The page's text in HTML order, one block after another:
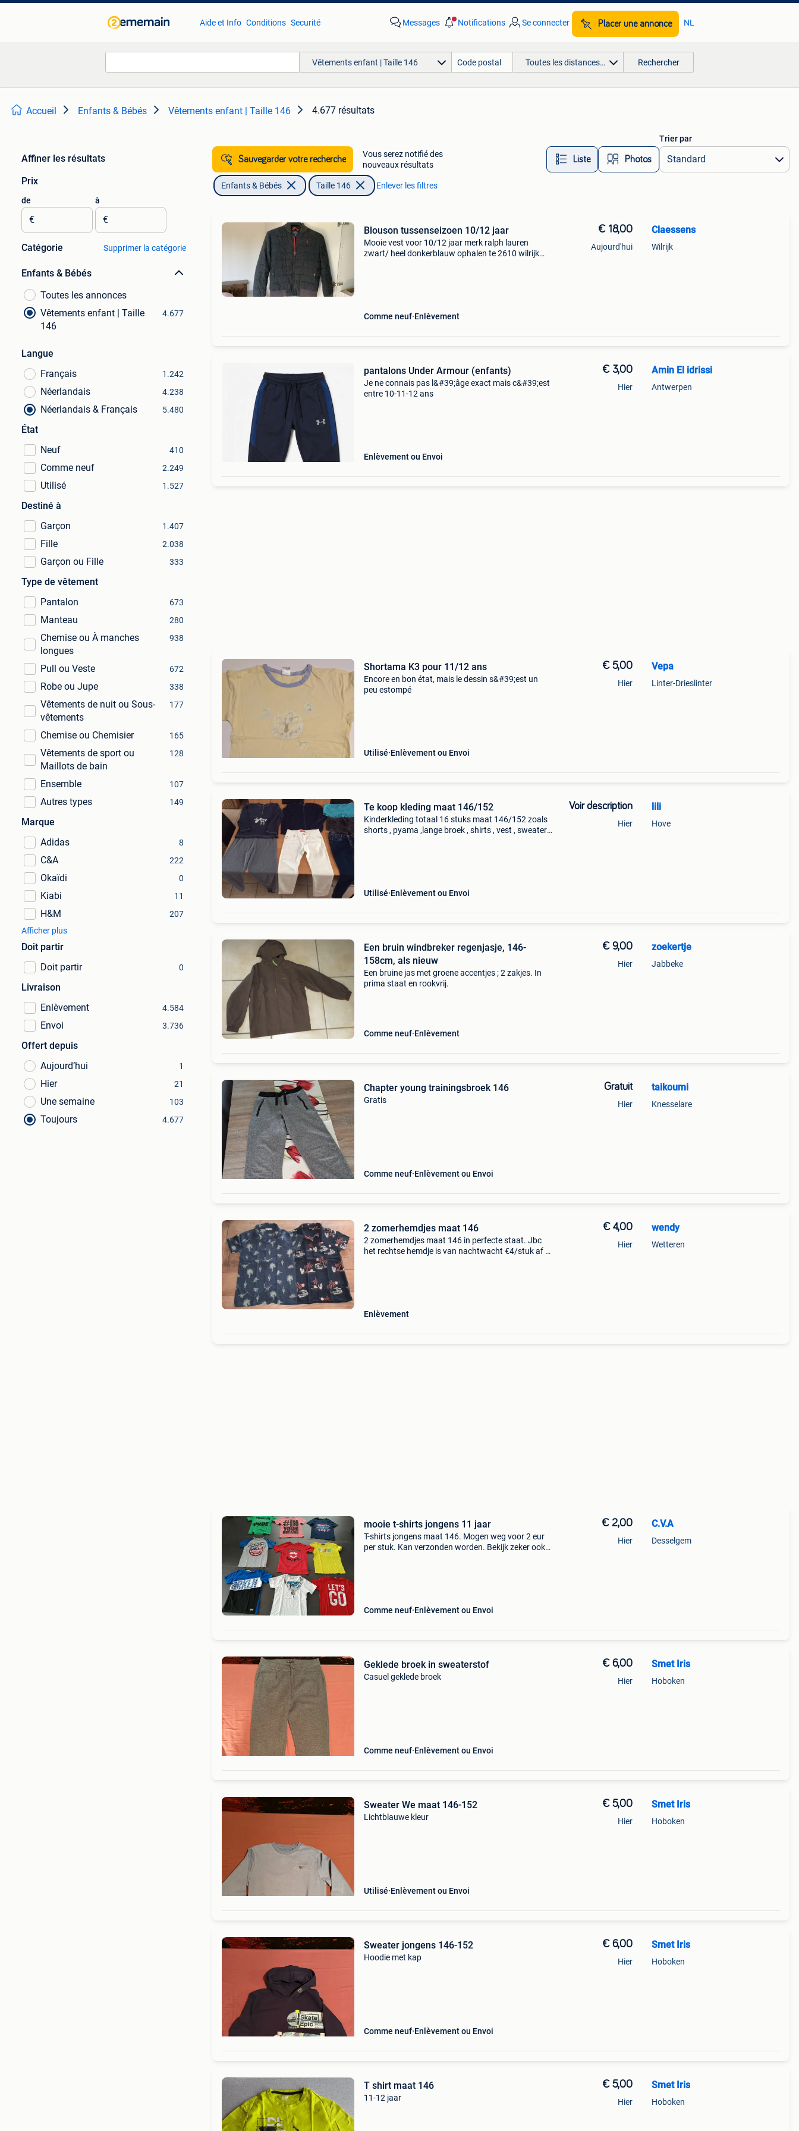
Aide et Info Conditions Securité Messages Notifications Se connecter Placer une annonce NL
Vêtements enfant | Taille 146 Toutes les distances… Rechercher
Accueil Enfants & Bébés Vêtements enfant | Taille 146 4.677 résultats
Affiner les résultats
Prix
de
€
à
€
Catégorie Supprimer la catégorie
Enfants & Bébés
Toutes les annonces
Vêtements enfant | Taille
146
4.677
Langue
Français
1.242
Néerlandais 4.238
Néerlandais & Français 5.480
État
Neuf
410
Comme neuf 2.249
Utilisé 1.527
Destiné à
Garçon
1.407
Fille 2.038
Garçon ou Fille 333
Type de vêtement
Pantalon
673
Manteau 280
Chemise ou À manches
longues
938
Pull ou Veste 672
Robe ou Jupe 338
Vêtements de nuit ou Sous-
vêtements
177
Chemise ou Chemisier 165
Vêtements de sport ou
Maillots de bain
128
Ensemble 107
Autres types 149
Marque
Adidas
8
C&A 222
Okaïdi 0
Kiabi 11
H&M
207
Afficher plus
Doit partir
Doit partir
0
Livraison
Enlèvement
4.584
Envoi 3.736
Offert depuis
Aujourd’hui
1
Hier 21
Une semaine 103
Toujours 4.677
Sauvegarder votre recherche
Vous serez notifié des
nouveaux résultats
Liste Photos
Trier par
Enfants & Bébés Taille 146 Enlever les filtres
Blouson tussenseizoen 10/12 jaar
Mooie vest voor 10/12 jaar merk ralph lauren
zwart/ heel donkerblauw ophalen te 2610 wilrijk
Comme neuf Enlèvement
€ 18,00
Aujourd'hui
Claessens
Wilrijk
pantalons Under Armour (enfants)
Je ne connais pas l&#39;âge exact mais c&#39;est
entre 10-11-12 ans
Enlèvement ou Envoi
€ 3,00
Hier
Amin El idrissi
Antwerpen
Shortama K3 pour 11/12 ans
Encore en bon état, mais le dessin s&#39;est un
peu estompé
Utilisé Enlèvement ou Envoi
€ 5,00
Hier
Vepa
Linter-Drieslinter
Te koop kleding maat 146/152
Kinderkleding totaal 16 stuks maat 146/152 zoals
shorts , pyama ,lange broek , shirts , vest , sweater
Utilisé Enlèvement ou Envoi
Voir description
Hier
lili
Hove
Een bruin windbreker regenjasje, 146-
158cm, als nieuw
Een bruine jas met groene accentjes ; 2 zakjes. In
prima staat en rookvrij.
Comme neuf Enlèvement
€ 9,00
Hier
zoekertje
Jabbeke
Chapter young trainingsbroek 146
Gratis
Comme neuf Enlèvement ou Envoi
Gratuit
Hier
taikoumi
Knesselare
2 zomerhemdjes maat 146
2 zomerhemdjes maat 146 in perfecte staat. Jbc
het rechtse hemdje is van nachtwacht €4/stuk af te
Enlèvement
€ 4,00
Hier
wendy
Wetteren
mooie t-shirts jongens 11 jaar
T-shirts jongens maat 146. Mogen weg voor 2 eur
per stuk. Kan verzonden worden. Bekijk zeker ook
Comme neuf Enlèvement ou Envoi
€ 2,00
Hier
C.V.A
Desselgem
Geklede broek in sweaterstof
Casuel geklede broek
Comme neuf Enlèvement ou Envoi
€ 6,00
Hier
Smet Iris
Hoboken
Sweater We maat 146-152
Lichtblauwe kleur
Utilisé Enlèvement ou Envoi
€ 5,00
Hier
Smet Iris
Hoboken
Sweater jongens 146-152
Hoodie met kap
Comme neuf Enlèvement ou Envoi
€ 6,00
Hier
Smet Iris
Hoboken
T shirt maat 146
11-12 jaar
€ 5,00
Hier
Smet Iris
Hoboken